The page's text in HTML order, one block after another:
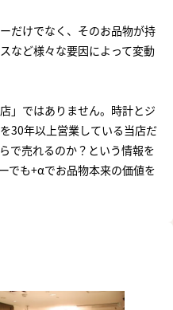
だけでなく、そのお品物が持
など様々な要因によって変動
」ではありません。時計とジ
30年以上営業している当店だ
で売れるのか？という情報を
でも+αでお品物本来の価値を